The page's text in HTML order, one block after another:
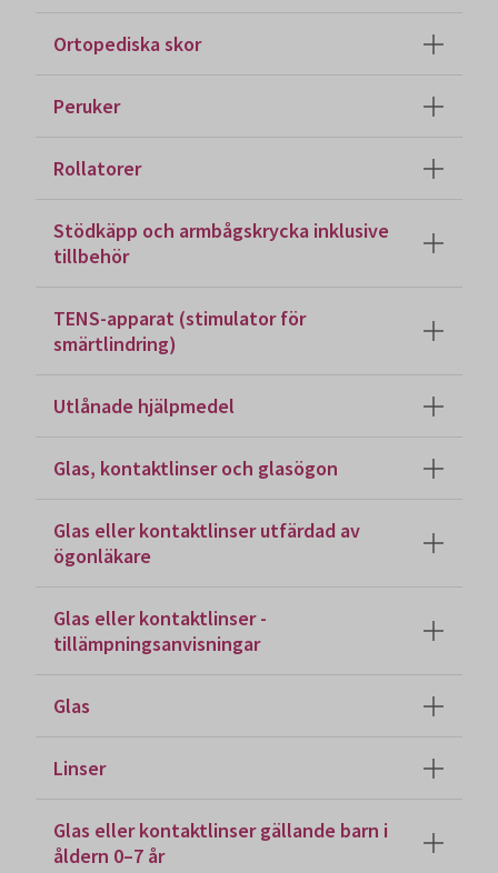
Ortopediska skor
Peruker
Rollatorer
Stödkäpp och armbågskrycka inklusive
tillbehör
TENS-apparat (stimulator för
smärtlindring)
Utlånade hjälpmedel
Glas, kontaktlinser och glasögon
Glas eller kontaktlinser utfärdad av
ögonläkare
Glas eller kontaktlinser -
tillämpningsanvisningar
Glas
Linser
Glas eller kontaktlinser gällande barn i
åldern 0–7 år